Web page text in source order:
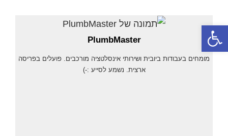
PlumbMaster
מומחים בעבודות ביובית ושירותי אינסלטציה מורכבים. פועלים בפריסה
ארצית. נשמע לסייע :-)
פתח סרגל נגישות